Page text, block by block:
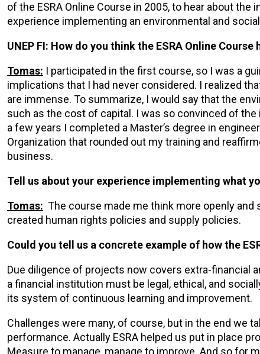
of the ESRA Online Course in 2005, to hear about
experience implementing an environmental and
UNEP FI: How do you think the ESRA Online
Tomas: I participated in the first course, so I was a
implications that I had never considered. I realized
are immense. To summarize, I would say that the
such as the cost of capital. I was so convinced of
a few years I completed a Master’s degree in
Organization that rounded out my training and
business.
Tell us about your experience implementing what
Tomas: The course made me think more openly and
created human rights policies and supply policies.
Could you tell us a concrete example of how the
Due diligence of projects now covers extra-financial
a financial institution must be legal, ethical, and
its system of continuous learning and improvement.
Challenges were many, of course, but in the end we
performance. Actually ESRA helped us put in place